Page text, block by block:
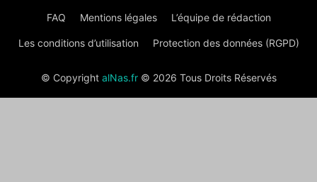
FAQ Mentions légales L’équipe de rédaction
Les conditions d’utilisation Protection des données (RGPD)
© Copyright alNas.fr© 2026 Tous Droits Réservés